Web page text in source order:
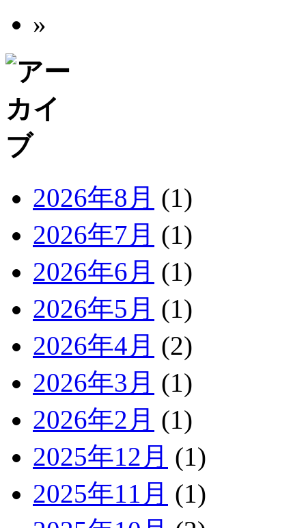
»
2026年8月 (1)
2026年7月 (1)
2026年6月 (1)
2026年5月 (1)
2026年4月 (2)
2026年3月 (1)
2026年2月 (1)
2025年12月 (1)
2025年11月 (1)